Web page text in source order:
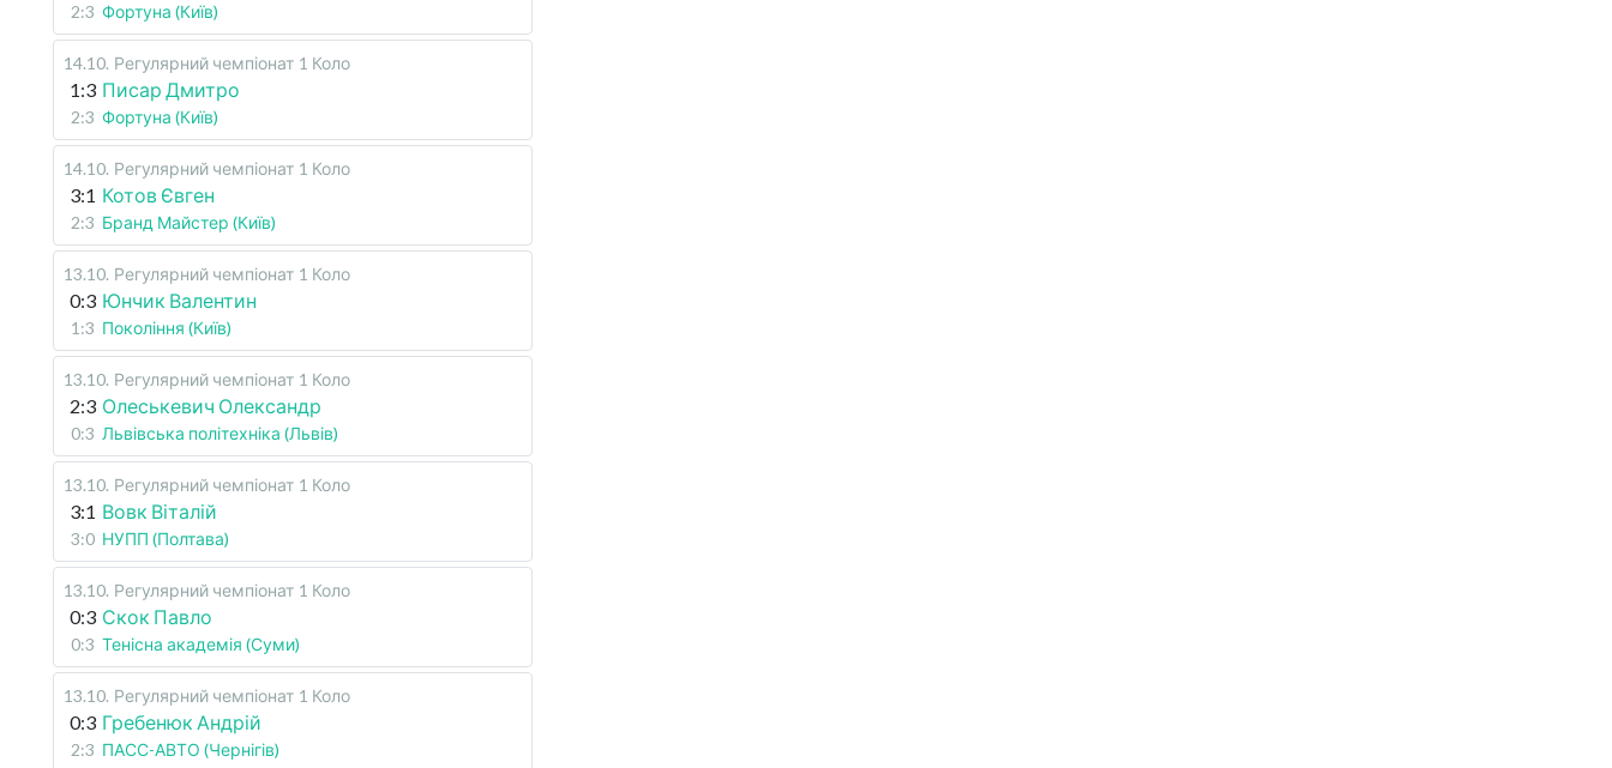
2:3 Фортуна (Київ)
14.10. Регулярний чемпіонат 1 Коло
1:3 Писар Дмитро
2:3 Фортуна (Київ)
14.10. Регулярний чемпіонат 1 Коло
3:1 Котов Євген
2:3 Бранд Майстер (Київ)
13.10. Регулярний чемпіонат 1 Коло
0:3 Юнчик Валентин
1:3 Покоління (Київ)
13.10. Регулярний чемпіонат 1 Коло
2:3 Олеськевич Олександр
0:3 Львівська політехніка (Львів)
13.10. Регулярний чемпіонат 1 Коло
3:1 Вовк Віталій
3:0 НУПП (Полтава)
13.10. Регулярний чемпіонат 1 Коло
0:3 Скок Павло
0:3 Тенісна академія (Суми)
13.10. Регулярний чемпіонат 1 Коло
0:3 Гребенюк Андрій
2:3 ПАСС-АВТО (Чернігів)